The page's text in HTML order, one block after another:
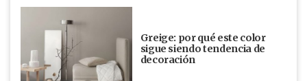
Greige: por qué este color
sigue siendo tendencia de
decoración